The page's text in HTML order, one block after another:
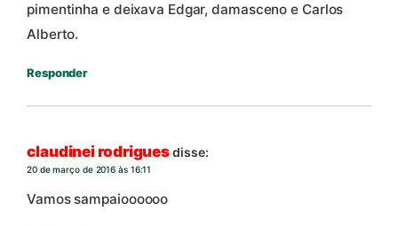
pimentinha e deixava Edgar, damasceno e Carlos
Alberto.
Responder
claudinei rodriguesdisse:
20 de março de 2016 às 16:11
Vamos sampaioooooo